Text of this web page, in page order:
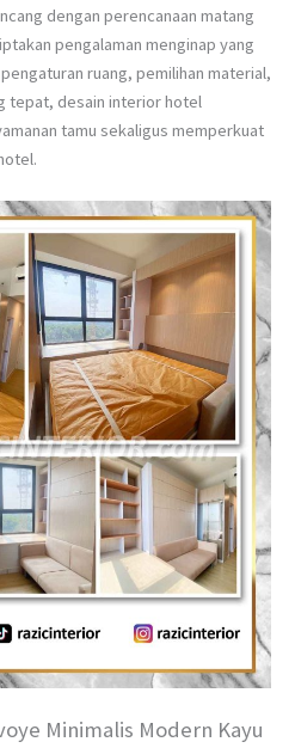
dengan perencanaan matang
pengalaman menginap yang
ruang, pemilihan material,
tepat, desain interior hotel
tamu sekaligus memperkuat
Minimalis Modern Kayu